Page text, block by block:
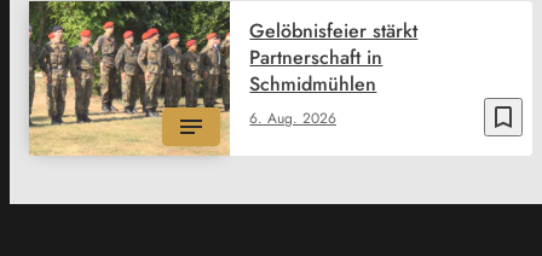
bookmark_border
6. Aug. 2026
Gelöbnisfeier stärkt
Partnerschaft in
Schmidmühlen